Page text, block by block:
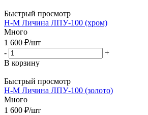
Быстрый просмотр
Н-М Личина ЛПУ-100 (хром)
Много
1 600 ₽/шт
-
+
В корзину
Быстрый просмотр
Н-М Личина ЛПУ-100 (золото)
Много
1 600 ₽/шт